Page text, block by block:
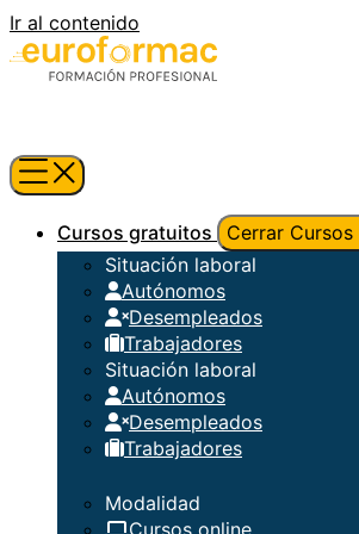
Ir al contenido
Cursos gratuitos Cerrar
Situación laboral
Autónomos
Desempleados
Trabajadores
Situación laboral
Autónomos
Desempleados
Trabajadores
Modalidad
Cursos online